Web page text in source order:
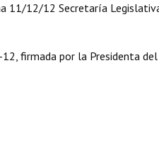
11/12/12 Secretaría
firmada por la Presidenta